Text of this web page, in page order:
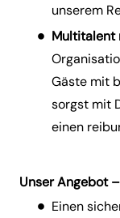
unserem
Multitalent
Gäste mit
sorgst mit
einen
Unser Angebot
Einen